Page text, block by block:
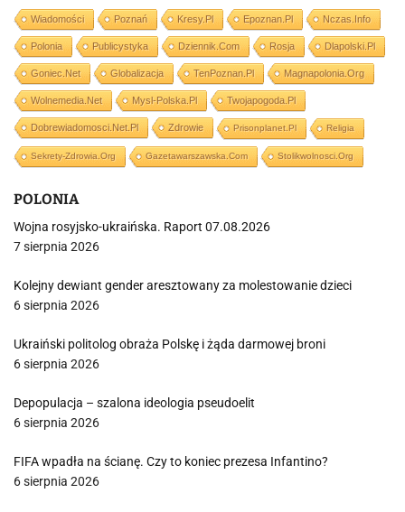
Wiadomości Poznań Kresy.pl Epoznan.pl Nczas.info
Polonia Publicystyka Dziennik.com Rosja Dlapolski.pl
Goniec.net Globalizacja TenPoznan.pl Magnapolonia.org
Wolnemedia.net Mysl-Polska.pl Twojapogoda.pl
Dobrewiadomosci.net.pl Zdrowie Prisonplanet.pl Religia
Sekrety-Zdrowia.org Gazetawarszawska.com Stolikwolnosci.org
POLONIA
Wojna rosyjsko-ukraińska. Raport 07.08.2026
7 sierpnia 2026
Kolejny dewiant gender aresztowany za molestowanie dzieci
6 sierpnia 2026
Ukraiński politolog obraża Polskę i żąda darmowej broni
6 sierpnia 2026
Depopulacja – szalona ideologia pseudoelit
6 sierpnia 2026
FIFA wpadła na ścianę. Czy to koniec prezesa Infantino?
6 sierpnia 2026